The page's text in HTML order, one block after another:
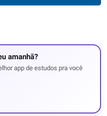
amanhã?
app de estudos pra você